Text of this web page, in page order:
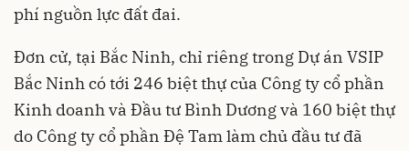
phí nguồn lực đất đai.
Đơn cử, tại Bắc Ninh, chỉ riêng trong Dự án VSIP
Bắc Ninh có tới 246 biệt thự của Công ty cổ phần
Kinh doanh và Đầu tư Bình Dương và 160 biệt thự
do Công ty cổ phần Đệ Tam làm chủ đầu tư đã